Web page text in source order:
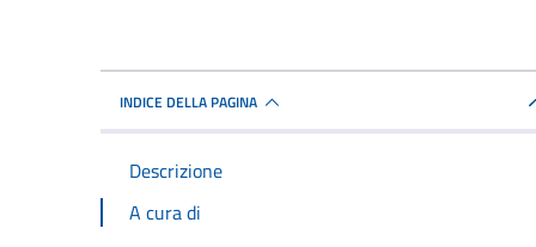
INDICE DELLA PAGINA
Descrizione
A cura di